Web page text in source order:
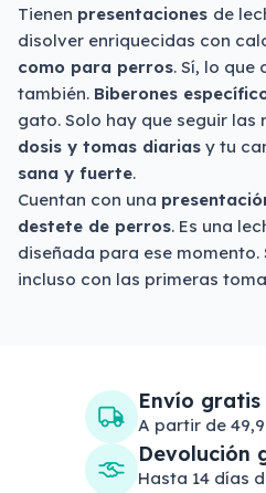
Tienen presentaciones de
disolver enriquecidas con
como para perros. Sí, lo que
también. Biberones
gato. Solo hay que seguir las
dosis y tomas diarias y tu
sana y fuerte.
Cuentan con una
destete de perros. Es una
diseñada para ese momento.
incluso con las primeras
Envío gratis
A partir de
Devolución
Hasta 14 días